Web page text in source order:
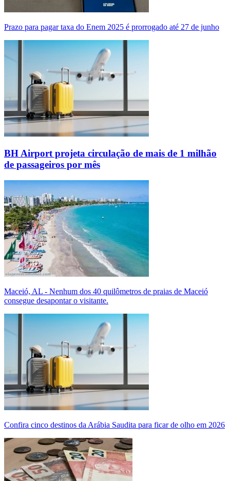
Prazo para pagar taxa do Enem 2025 é prorrogado até 27 de junho
BH Airport projeta circulação de mais de 1 milhão
de passageiros por mês
Maceió, AL - Nenhum dos 40 quilômetros de praias de Maceió
consegue desapontar o visitante.
Confira cinco destinos da Arábia Saudita para ficar de olho em 2026